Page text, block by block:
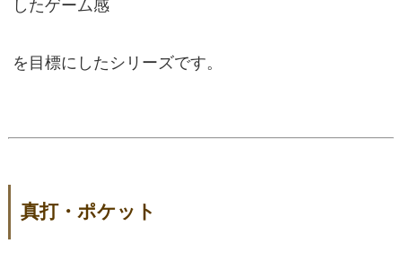
したゲーム感
を目標にしたシリーズです。
真打・ポケット